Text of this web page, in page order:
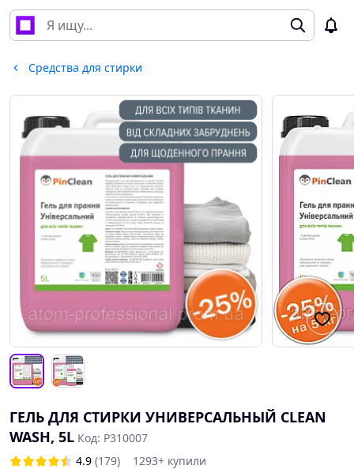
Средства для стирки
ГЕЛЬ ДЛЯ СТИРКИ УНИВЕРСАЛЬНЫЙ CLEAN
WASH, 5L Код: P310007
4.9 (179)
1293+ купили